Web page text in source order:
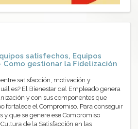
satisfechos, Equipos
Como gestionar la Fidelización
satisfacción, motivación y
es? El Bienestar del Empleado genera
y con sus componentes que
fortalece el Compromiso. Para conseguir
y que se genere ese Compromiso
de la Satisfacción en las